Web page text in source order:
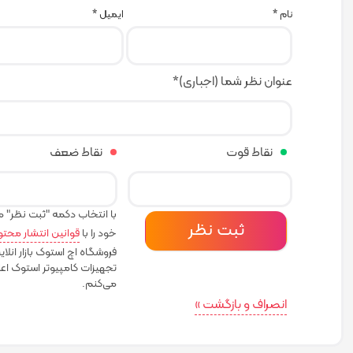
نام * ایمیل*
عنوان نظر شما (اجباری)*
نقاط قوت نقاط ضعف
با انتخاب دکمه "ثبت نظر"
خود را باقوانین انتشار
فروشگاه اچ استوک بازار
تجهیزات کامپیوتر استوک
می‌کنم.
انصراف و بازگشت »